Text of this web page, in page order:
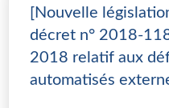
[Nouvelle
décret n° 2018-
2018 relatif aux
automatisés